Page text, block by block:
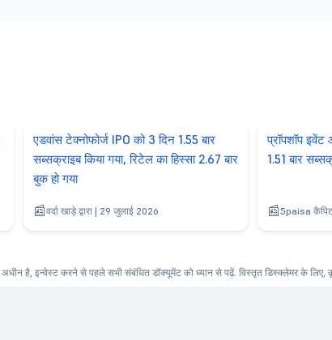
एडवांस टेक्नोफोर्ज IPO को 3 दिन 1.55 बार
सब्सक्राइब किया गया, रिटेल का हिस्सा 2.67 बार
बुक हो गया
वर्दा खाड़े द्वारा | 29 जुलाई 2026
प्रॉपशॉप
1.51 बार
5paisa
के अधीन है, इन्वेस्ट करने से पहले सभी संबंधित डॉक्यूमेंट को ध्यान से पढ़ें. विस्तृत डिस्क्लेमर के लिए,